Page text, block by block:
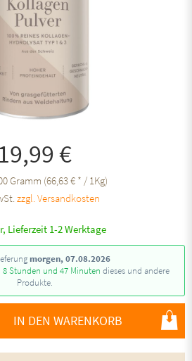
€
Gramm (66,63 € * / 1Kg)
zzgl. Versandkosten
Lieferzeit 1-2 Werktage
morgen, 07.08.2026
8 Stunden und 47 Minuten dieses und andere
Produkte.
IN DEN WARENKORB